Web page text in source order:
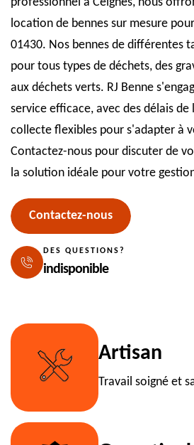
location de bennes sur mesure
01430. Nos bennes de différentes
pour tous types de déchets, des
aux déchets verts. RJ Benne
service efficace, avec des délais
collecte flexibles pour s'adapter à
Contactez-nous pour discuter de
la solution idéale pour votre
Contactez-nous
DES QUESTIONS?
indisponible
Artisan
Travail soigné et